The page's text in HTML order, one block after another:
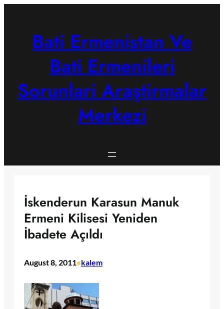
Bati Ermenistan Ve
Bati Ermenileri
Sorunlari Araştirmalar
Merkezi
İskenderun Karasun Manuk
Ermeni Kilisesi Yeniden
İbadete Açıldı
August 8, 2011•kalem